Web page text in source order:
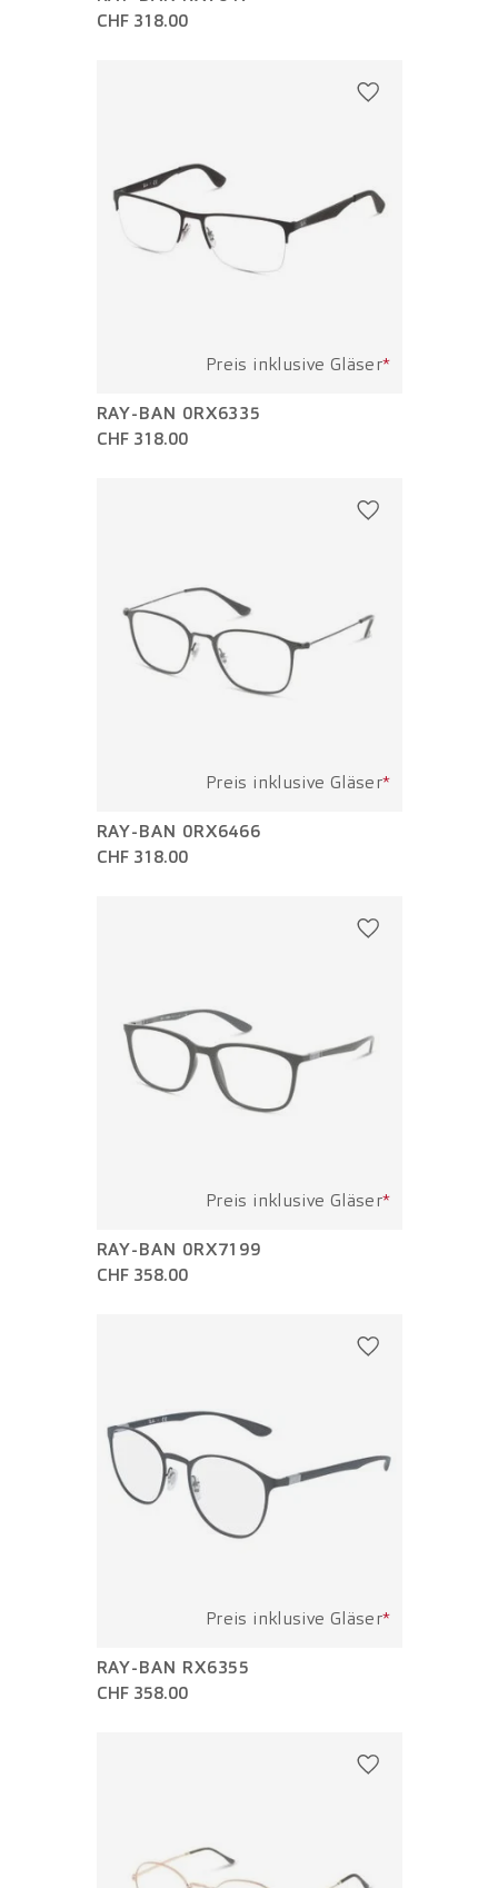
CHF 318.00
Preis inklusive Gläser*
RAY-BAN 0RX6335
CHF 318.00
Preis inklusive Gläser*
RAY-BAN 0RX6466
CHF 318.00
Preis inklusive Gläser*
RAY-BAN 0RX7199
CHF 358.00
Preis inklusive Gläser*
RAY-BAN RX6355
CHF 358.00